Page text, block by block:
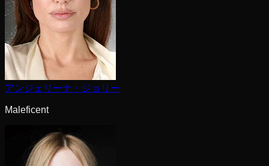
アンジェリーナ・ジョリー
Maleficent